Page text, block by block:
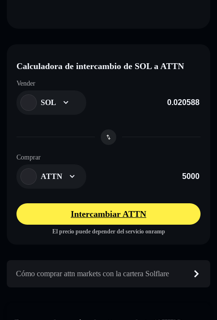
Calculadora de intercambio de SOL a ATTN
Vender
SOL
Comprar
ATTN
Intercambiar ATTN
El precio puede depender del servicio onramp
Cómo comprar attn markets con la cartera Solflare